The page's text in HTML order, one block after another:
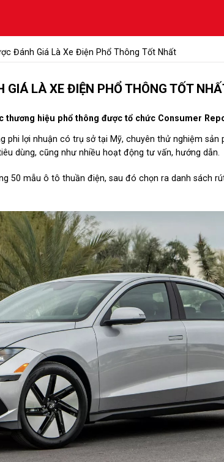
Đánh Giá Là Xe Điện Phổ Thông Tốt Nhất
LÀ XE ĐIỆN PHỔ THÔNG TỐT
thương hiệu phổ thông được tổ chức Consumer
phi lợi nhuận có trụ sở tại Mỹ, chuyên thử nghiệm
dùng, cũng như nhiều hoạt động tư vấn, hướng dẫn.
50 mẫu ô tô thuần điện, sau đó chọn ra danh sách